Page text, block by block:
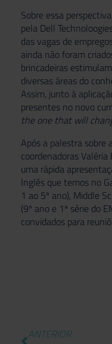
Sobre essa
pela Dell
das vagas de
ainda não foram
brincadeiras
diversas áreas do
Assim, junto à
presentes no novo
the one that will
Após a palestra sobre
coordenadoras Valéria
uma rápida
Inglês que temos no
1 ao 5º ano), Middle
(9º ano e 1ª série do
convidados para
ANTERIOR